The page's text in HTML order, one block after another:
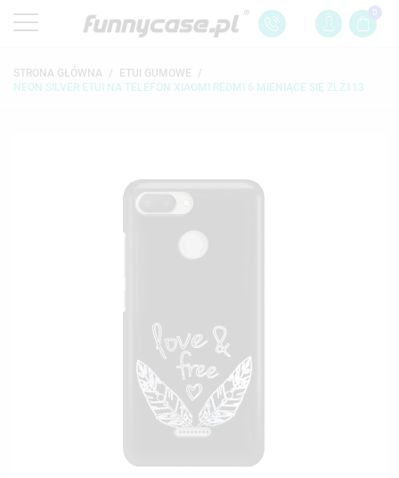
0
STRONA GŁÓWNA
ETUI GUMOWE
NEON SILVER ETUI NA TELEFON XIAOMI REDMI 6 MIENIĄCE SIĘ ZLZ113